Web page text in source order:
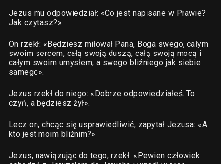
Jezus mu odpowiedział: «Co jest napisane w Prawie?
Jak czytasz?»
On rzekł: «Będziesz miłował Pana, Boga swego, całym
swoim sercem, całą swoją duszą, całą swoją mocą i
całym swoim umysłem; a swego bliźniego jak siebie
samego».
Jezus rzekł do niego: «Dobrze odpowiedziałeś. To
czyń, a będziesz żył».
Lecz on, chcąc się usprawiedliwić, zapytał Jezusa: «A
kto jest moim bliźnim?»
Jezus, nawiązując do tego, rzekł: «Pewien człowiek